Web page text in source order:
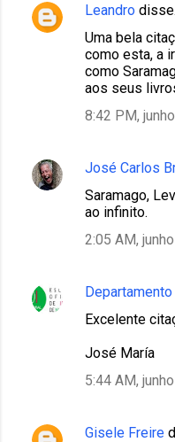
C
á
r
Leandro
Uma bela
como esta, a
como
aos seus
8:42 PM,
José Carlos
Saramago,
ao infinito.
2:05 AM,
Excelente
José María
5:44 AM,
Gisele Freire